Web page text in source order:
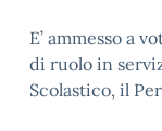
E’ ammesso a
di ruolo in
Scolastico, il